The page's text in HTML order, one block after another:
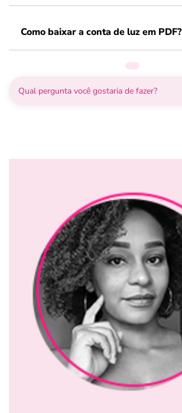
Como baixar a conta de luz em PDF?